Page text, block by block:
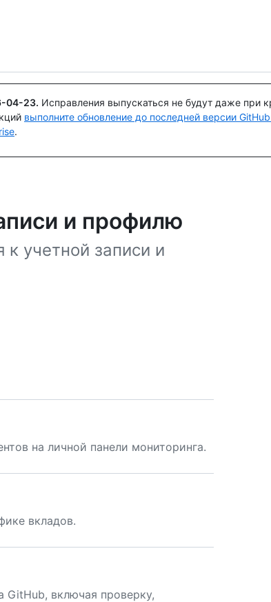
04-23. Исправления выпускаться не будут даже при
выполните обновление до последней версии
.
и профилю
учетной записи и
на личной панели мониторинга.
вкладов.
GitHub, включая проверку,